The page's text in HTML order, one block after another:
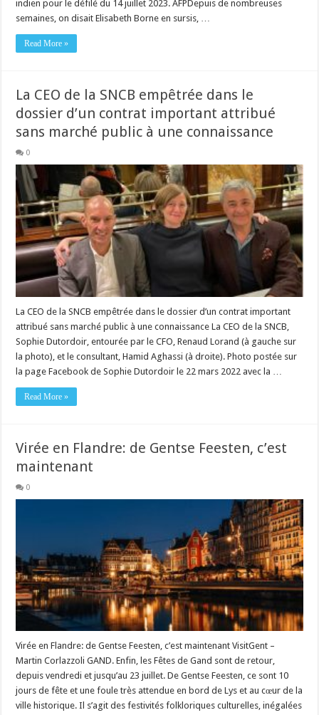
indien pour le défilé du 14 juillet 2023. AFPDepuis de nombreuses
semaines, on disait Elisabeth Borne en sursis, …
Read More »
La CEO de la SNCB empêtrée dans le
dossier d’un contrat important attribué
sans marché public à une connaissance
0
La CEO de la SNCB empêtrée dans le dossier d’un contrat important
attribué sans marché public à une connaissance La CEO de la SNCB,
Sophie Dutordoir, entourée par le CFO, Renaud Lorand (à gauche sur
la photo), et le consultant, Hamid Aghassi (à droite). Photo postée sur
la page Facebook de Sophie Dutordoir le 22 mars 2022 avec la …
Read More »
Virée en Flandre: de Gentse Feesten, c’est
maintenant
0
Virée en Flandre: de Gentse Feesten, c’est maintenant VisitGent –
Martin Corlazzoli GAND. Enfin, les Fêtes de Gand sont de retour,
depuis vendredi et jusqu’au 23 juillet. De Gentse Feesten, ce sont 10
jours de fête et une foule très attendue en bord de Lys et au cœur de la
ville historique. Il s’agit des festivités folkloriques culturelles, inégalées